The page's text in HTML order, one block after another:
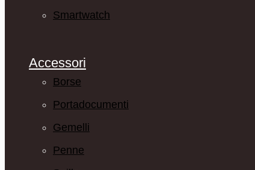
Smartwatch
Accessori
Borse
Portadocumenti
Gemelli
Penne